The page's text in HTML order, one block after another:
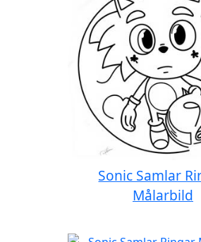
Sonic Samlar
Målarbild